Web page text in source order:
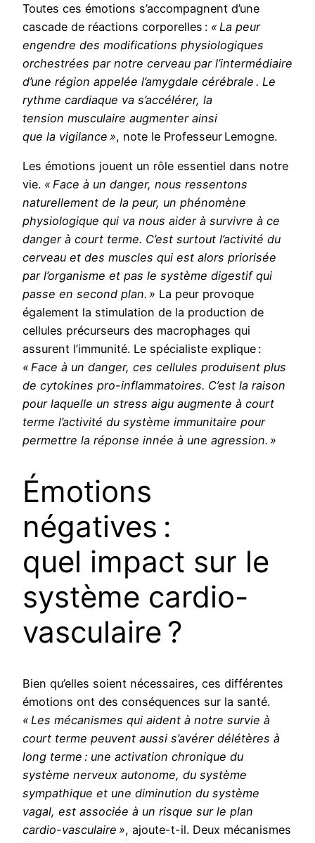
Toutes ces émotions s’accompagnent d’une
cascade de réactions corporelles : « La peur
engendre des modifications physiologiques
orchestrées par notre cerveau par l’intermédiaire
d’une région appelée l’amygdale cérébrale . Le
rythme cardiaque va s’accélérer, la
tension musculaire augmenter ainsi
que la vigilance », note le Professeur Lemogne.
Les émotions jouent un rôle essentiel dans notre
vie. « Face à un danger, nous ressentons
naturellement de la peur, un phénomène
physiologique qui va nous aider à survivre à ce
danger à court terme. C’est surtout l’activité du
cerveau et des muscles qui est alors priorisée
par l’organisme et pas le système digestif qui
passe en second plan. » La peur provoque
également la stimulation de la production de
cellules précurseurs des macrophages qui
assurent l’immunité. Le spécialiste explique :
« Face à un danger, ces cellules produisent plus
de cytokines pro-inflammatoires. C’est la raison
pour laquelle un stress aigu augmente à court
terme l’activité du système immunitaire pour
permettre la réponse innée à une agression. »
Émotions
négatives :
quel impact sur le
système cardio-
vasculaire ?
Bien qu’elles soient nécessaires, ces différentes
émotions ont des conséquences sur la santé.
« Les mécanismes qui aident à notre survie à
court terme peuvent aussi s’avérer délétères à
long terme : une activation chronique du
système nerveux autonome, du système
sympathique et une diminution du système
vagal, est associée à un risque sur le plan
cardio-vasculaire », ajoute-t-il. Deux mécanismes